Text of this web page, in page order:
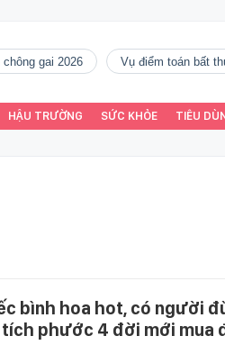
chông gai 2026 vụ điểm toán bất
HẬU TRƯỜNG SỨC KHỎE TIÊU
bình hoa hot, có người
phước 4 đời mới mua